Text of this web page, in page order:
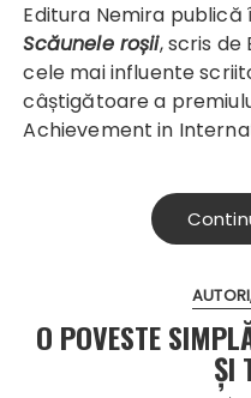
Editura Nemira
Scăunele roșii, scris de
cele mai influente
câștigătoare a
Achievement in
AUTORI
O POVESTE
ȘI